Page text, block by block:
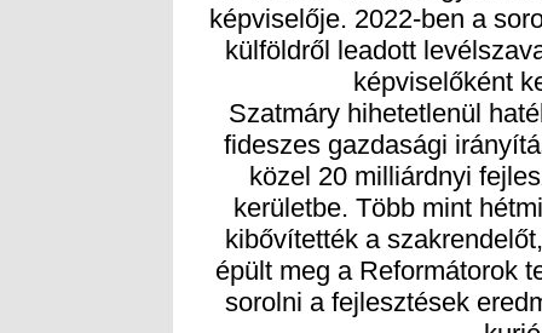
képviselőként
Szatmáry hihetetlenül
fideszes gazdasági
közel 20 milliárdnyi
kerületbe. Több mint
kibővítették a
épült meg a Reformátorok
sorolni a fejlesztések